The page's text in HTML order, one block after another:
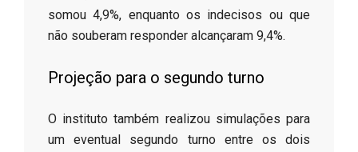
somou 4,9%, enquanto os indecisos ou que
não souberam responder alcançaram 9,4%.
​Projeção para o segundo turno
​O instituto também realizou simulações para
um eventual segundo turno entre os dois